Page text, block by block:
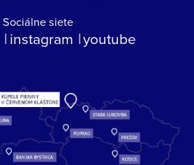
Sociálne siete
instagram youtube